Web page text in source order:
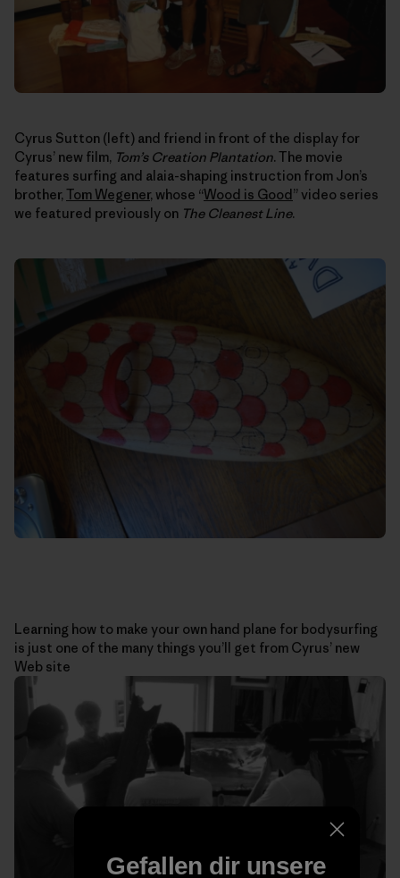
Cyrus Sutton (left) and friend in front of the display for
Cyrus’ new film, Tom’s Creation Plantation. The movie
features surfing and alaia-shaping instruction from Jon’s
brother,Tom Wegener, whose “Wood is Good ” video series
we featured previously on The Cleanest Line.
Learning how to make your own hand plane for bodysurfing
is just one of the many things you’ll get from Cyrus’ new
Web site
Gefallen dir unsere